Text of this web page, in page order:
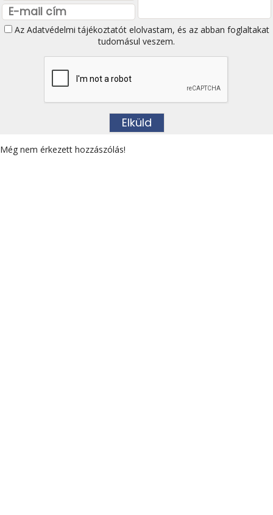
Az Adatvédelmi tájékoztatótelolvastam, és az abban foglaltakat
tudomásul veszem.
Még nem érkezett hozzászólás!